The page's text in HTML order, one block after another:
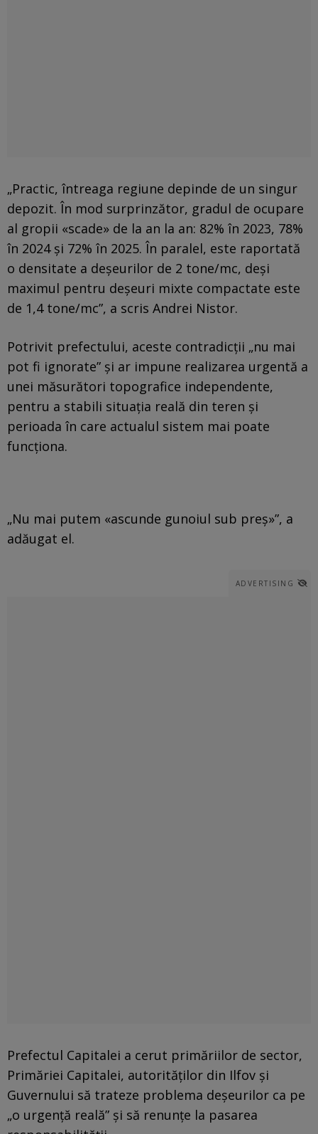
„Practic, întreaga regiune depinde de un singur
depozit. În mod surprinzător, gradul de ocupare
al gropii «scade» de la an la an: 82% în 2023, 78%
în 2024 și 72% în 2025. În paralel, este raportată
o densitate a deșeurilor de 2 tone/mc, deși
maximul pentru deșeuri mixte compactate este
de 1,4 tone/mc”, a scris Andrei Nistor.
Potrivit prefectului, aceste contradicții „nu mai
pot fi ignorate” și ar impune realizarea urgentă a
unei măsurători topografice independente,
pentru a stabili situația reală din teren și
perioada în care actualul sistem mai poate
funcționa.
„Nu mai putem «ascunde gunoiul sub preș»”, a
adăugat el.
ADVERTISING
Prefectul Capitalei a cerut primăriilor de sector,
Primăriei Capitalei, autorităților din Ilfov și
Guvernului să trateze problema deșeurilor ca pe
„o urgență reală” și să renunțe la pasarea